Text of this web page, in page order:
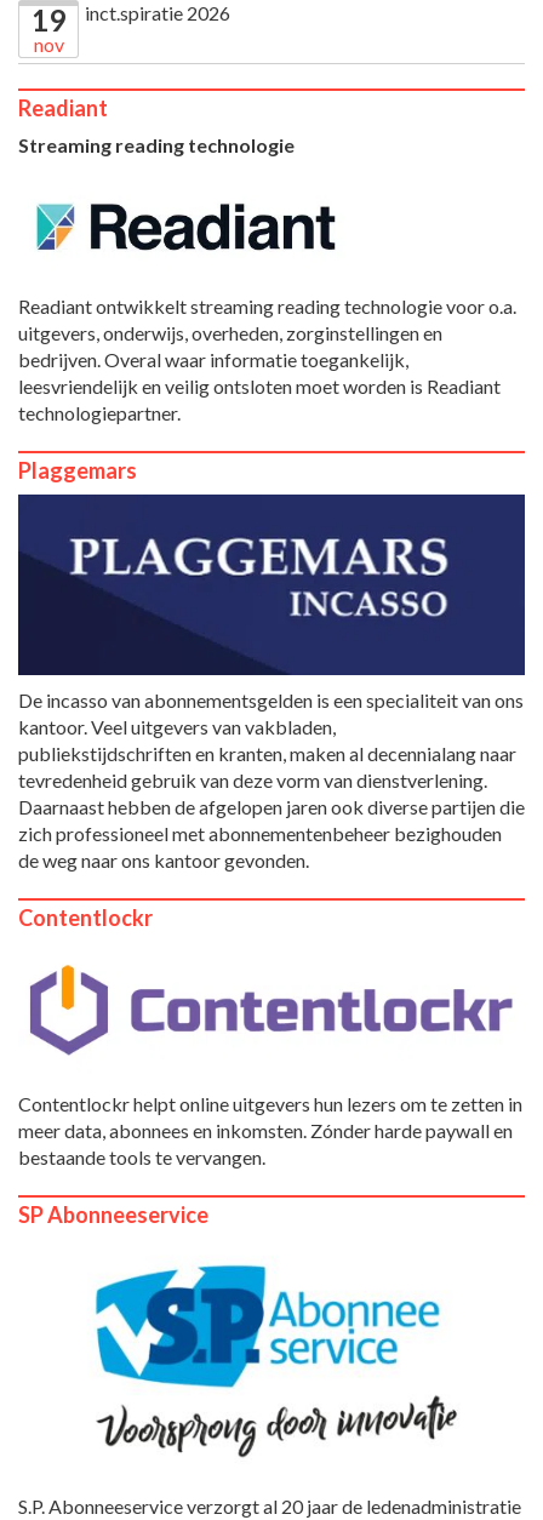
19
nov
inct.spiratie 2026
Readiant
Streaming reading technologie
Readiant ontwikkelt streaming reading technologie voor o.a.
uitgevers, onderwijs, overheden, zorginstellingen en
bedrijven. Overal waar informatie toegankelijk,
leesvriendelijk en veilig ontsloten moet worden is Readiant
technologiepartner.
Plaggemars
De incasso van abonnementsgelden is een specialiteit van ons
kantoor. Veel uitgevers van vakbladen,
publiekstijdschriften en kranten, maken al decennialang naar
tevredenheid gebruik van deze vorm van dienstverlening.
Daarnaast hebben de afgelopen jaren ook diverse partijen die
zich professioneel met abonnementenbeheer bezighouden
de weg naar ons kantoor gevonden.
Contentlockr
Contentlockr helpt online uitgevers hun lezers om te zetten in
meer data, abonnees en inkomsten. Zónder harde paywall en
bestaande tools te vervangen.
SP Abonneeservice
S.P. Abonneeservice verzorgt al 20 jaar de ledenadministratie